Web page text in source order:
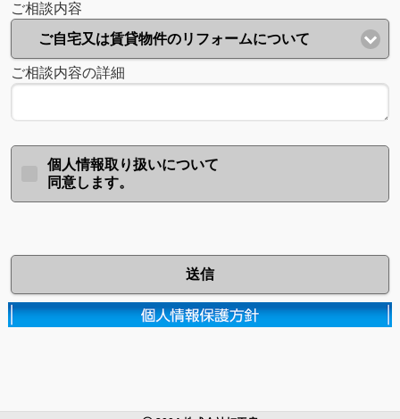
ご相談内容
ご自宅又は賃貸物件のリフォームについて
ご相談内容の詳細
個人情報取り扱いについて
同意します。
送信